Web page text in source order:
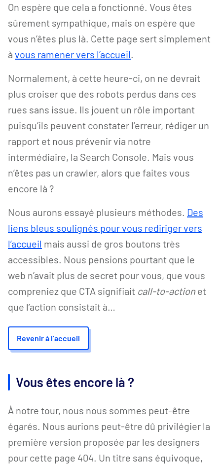
On espère que cela a fonctionné. Vous êtes
sûrement sympathique, mais on espère que
vous n’êtes plus là. Cette page sert simplement
à vous ramener vers l’accueil
Normalement, à cette heure-ci, on ne devrait
plus croiser que des robots perdus dans ces
rues sans issue. Ils jouent un rôle important
puisqu’ils peuvent constater l’erreur, rédiger un
rapport et nous prévenir via notre
intermédiaire, la Search Console. Mais vous
n’êtes pas un crawler, alors que faites vous
encore là ?
Nous aurons essayé plusieurs méthodes. Des
liens bleus soulignés pour vous rediriger vers
l’accueil mais aussi de gros boutons très
accessibles. Nous pensions pourtant que le
web n’avait plus de secret pour vous, que vous
compreniez que CTA signifiait call-to-action et
que l’action consistait à…
Revenir à l’accueil
Vous êtes encore là ?
À notre tour, nous nous sommes peut-être
égarés. Nous aurions peut-être dû privilégier la
première version proposée par les designers
pour cette page 404. Un titre sans équivoque,